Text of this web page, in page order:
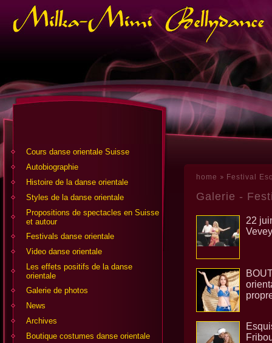
Cours danse orientale Suisse
Аutobiographie
Histoire de la danse orientale
Styles de la danse orientale
Propositions de spectacles en Suisse
et autour
Festivals danse orientale
Video danse orientale
Les effets positifs de la danse
orientale
Galerie de photos
News
Archives
Boutique costumes danse orientale
home Festival
Galerie -
22
Vevey